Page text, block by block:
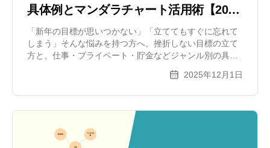
具体例とマンダラチャート活用術【2026
年】
「新年の目標が思いつかない」「立ててもすぐに忘れて
しまう」そんな悩みを持つ方へ。挫折しない目標の立て
方と、仕事・プライベート・貯金などジャンル別の具体
使った視覚的な目標設定で、今年こそ夢を実現しましょ
2025年12月1日